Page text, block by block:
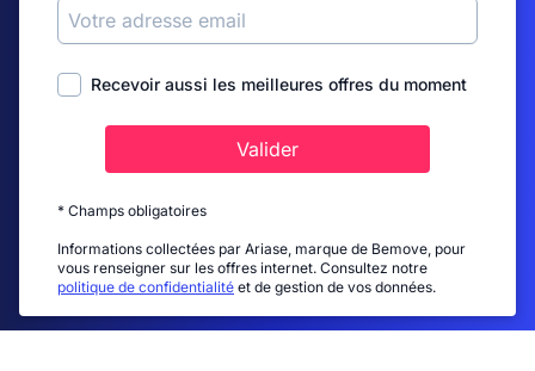
Recevoir aussi les meilleures offres du moment
Valider
* Champs obligatoires
Informations collectées par Ariase, marque de Bemove, pour
vous renseigner sur les offres internet. Consultez notre
politique de confidentialité et de gestion de vos données.